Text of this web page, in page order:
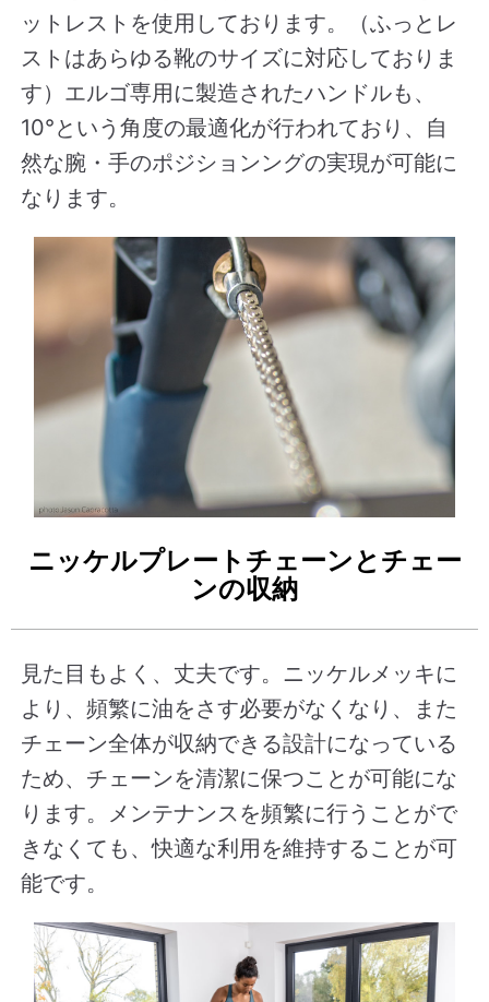
ットレストを使用しております。（ふっとレ
ストはあらゆる靴のサイズに対応しておりま
す）エルゴ専用に製造されたハンドルも、
10°という角度の最適化が行われており、自
然な腕・手のポジションングの実現が可能に
なります。
ニッケルプレートチェーンとチェー
ンの収納
見た目もよく、丈夫です。ニッケルメッキに
より、頻繁に油をさす必要がなくなり、また
チェーン全体が収納できる設計になっている
ため、チェーンを清潔に保つことが可能にな
ります。メンテナンスを頻繁に行うことがで
きなくても、快適な利用を維持することが可
能です。